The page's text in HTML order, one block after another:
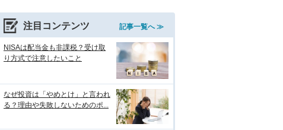
注目コンテンツ 記事一覧へ ≫
NISAは配当金も非課税？受け取
り方式で注意したいこと
なぜ投資は「やめとけ」と言われ
る？理由や失敗しないためのポ...